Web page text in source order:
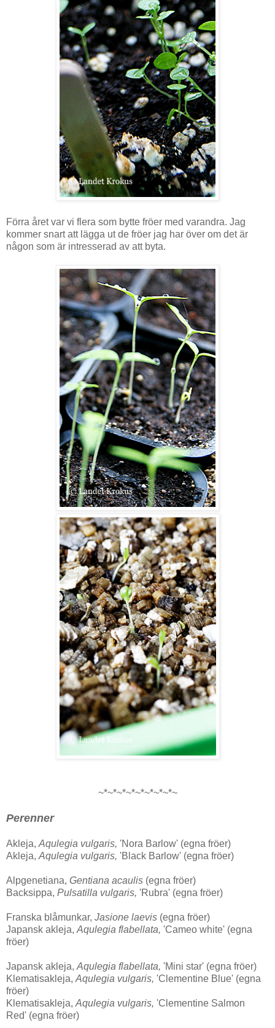
Förra året var vi flera som bytte fröer med varandra. Jag
kommer snart att lägga ut de fröer jag har över om det är
någon som är intresserad av att byta.
~*~*~*~*~*~*~*~*~
Perenner
Akleja, Aqulegia vulgaris, 'Nora Barlow' (egna fröer)
Akleja, Aqulegia vulgaris, 'Black Barlow' (egna fröer)
Alpgenetiana, Gentiana acaulis (egna fröer)
Backsippa, Pulsatilla vulgaris, 'Rubra' (egna fröer)
Franska blåmunkar, Jasione laevis (egna fröer)
Japansk akleja, Aqulegia flabellata, 'Cameo white' (egna
fröer)
Japansk akleja, Aqulegia flabellata, 'Mini star' (egna fröer)
Klematisakleja, Aqulegia vulgaris, 'Clementine Blue' (egna
fröer)
Klematisakleja, Aqulegia vulgaris, 'Clementine Salmon
Red' (egna fröer)